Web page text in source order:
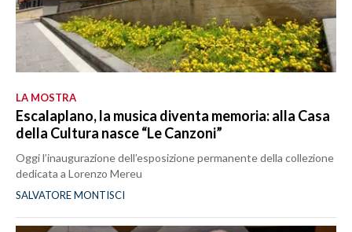
LA MOSTRA
Escalaplano, la musica diventa memoria: alla Casa
della Cultura nasce “Le Canzoni”
Oggi l’inaugurazione dell’esposizione permanente della collezione
dedicata a Lorenzo Mereu
SALVATORE MONTISCI